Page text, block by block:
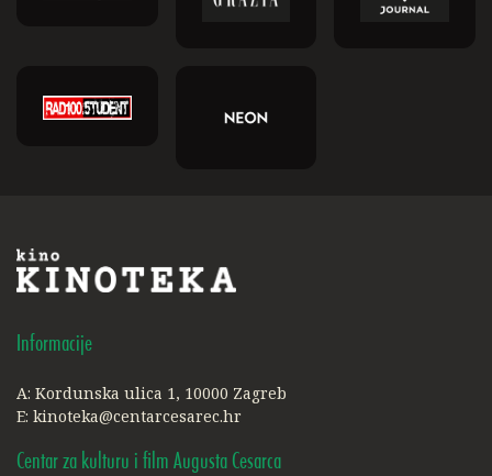
Informacije
A: Kordunska ulica 1, 10000 Zagreb
E: kinoteka@centarcesarec.hr
Centar za kulturu i film Augusta Cesarca